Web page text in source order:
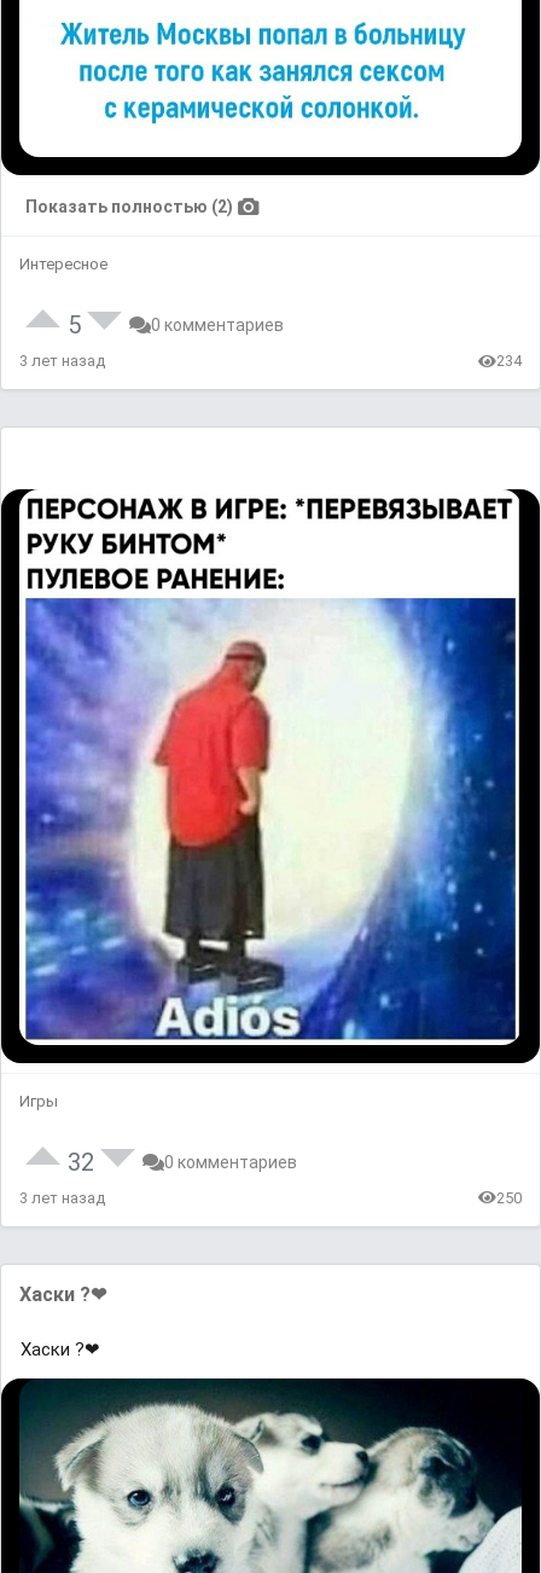
Показать полностью (2)
Интересное
5 0 комментариев
3 лет назад 234
Игры
32 0 комментариев
3 лет назад 250
Хаски ?❤
Хаски ?❤